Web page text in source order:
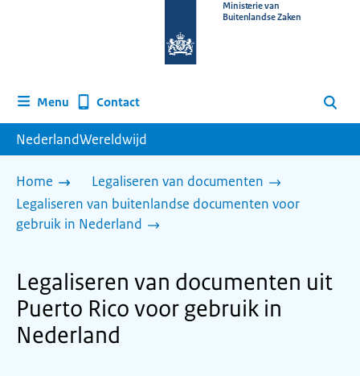
homepage
Ministerie van
Buitenlandse Zaken
Menu Contact Zoeken
NederlandWereldwijd
Home
Legaliseren van documenten
Legaliseren van buitenlandse documenten voor
gebruik in Nederland
Legaliseren van documenten uit
Puerto Rico voor gebruik in
Nederland